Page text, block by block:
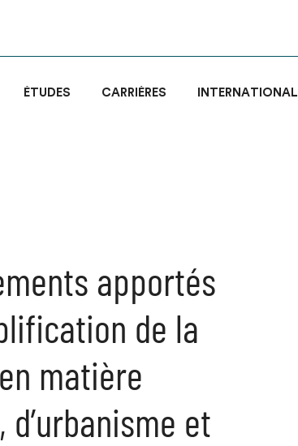
ÉTUDES CARRIÈRES INTERNATIONAL
apportés
de la
matière
d’urbanisme et